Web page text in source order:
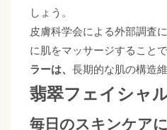
しょう。
皮膚科学会による外部調査
に肌をマッサージすること
ラーは、 長期的な肌の構造
翡翠フェイシャ
毎日のスキンケア